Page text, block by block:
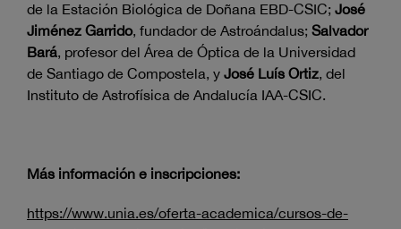
de la Estación Biológica de Doñana EBD-CSIC; José
Jiménez Garrido, fundador de Astroándalus; Salvador
Bará, profesor del Área de Óptica de la Universidad
de Santiago de Compostela, y José Luís Ortiz, del
Instituto de Astrofísica de Andalucía IAA-CSIC.
Más información e inscripciones:
https://www.unia.es/oferta-academica/cursos-de-